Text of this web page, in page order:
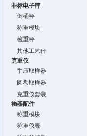
非标电子秤
倒桶秤
称重模块
检重秤
其他工艺秤
克重仪
手压取样器
圆盘取样器
克重仪套装
衡器配件
称重模块
称重仪表